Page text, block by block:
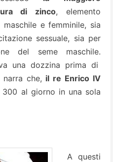
di zinco, elemento
e femminile, sia
sessuale, sia per
del seme maschile.
una dozzina prima di
che, il re Enrico IV
300 al giorno in una sola
A questi